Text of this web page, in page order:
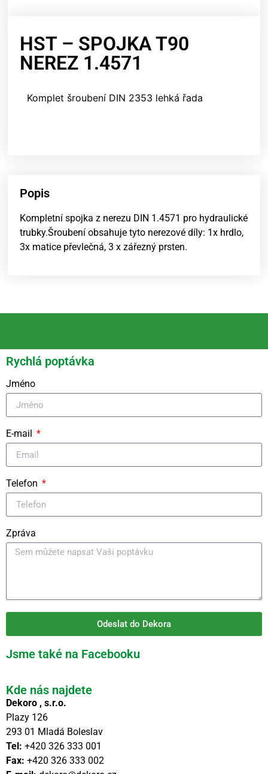
HST – SPOJKA T90
NEREZ 1.4571
Komplet šroubení DIN 2353 lehká řada
Popis
Kompletní spojka z nerezu DIN 1.4571 pro hydraulické
trubky.Šroubení obsahuje tyto nerezové díly: 1x hrdlo,
3x matice převlečná, 3 x zářezný prsten.
Rychlá poptávka
Jméno
E-mail
Telefon
Zpráva
Odeslat do Dekora
Jsme také na Facebooku
Kde nás najdete
Dekoro , s.r.o.
Plazy 126
293 01 Mladá Boleslav
Tel: +420 326 333 001
Fax: +420 326 333 002